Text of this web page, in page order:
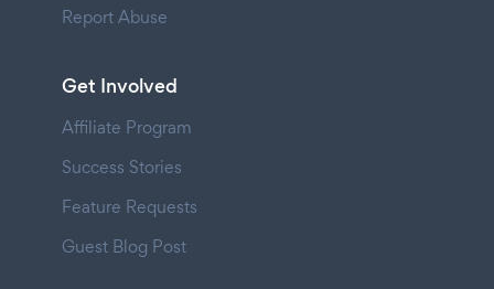
Report Abuse
Get Involved
Affiliate Program
Success Stories
Feature Requests
Guest Blog Post